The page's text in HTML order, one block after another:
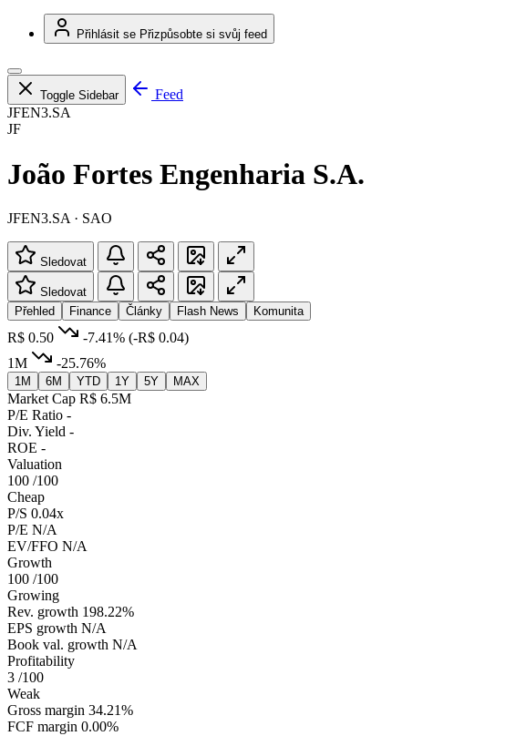
Přihlásit se Přizpůsobte si svůj feed
Toggle Sidebar
Feed
JFEN3.SA
JF
João Fortes Engenharia S.A.
JFEN3.SA · SAO
Sledovat
Sledovat
Přehled
Finance Články Flash News Komunita
R$ 0.50 -7.41% (-R$ 0.04)
1M
-25.76%
1M 6M YTD 1Y 5Y MAX
Market Cap R$ 6.5M
P/E Ratio -
Div. Yield -
ROE -
Valuation
100 /100
Cheap
P/S 0.04x
P/E N/A
EV/FFO N/A
Growth
100 /100
Growing
Rev. growth 198.22%
EPS growth N/A
Book val. growth N/A
Profitability
3 /100
Weak
Gross margin 34.21%
FCF margin 0.00%